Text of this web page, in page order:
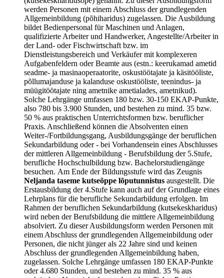
werden Personen mit einem Abschluss der grundlegenden
Allgemeinbildung (põhiharidus) zugelassen. Die Ausbildung
bildet Bedienpersonal für Maschinen und Anlagen,
qualifizierte Arbeiter und Handwerker, Angestellte/Arbeiter in
der Land- oder Fischwirtschaft bzw. im
Dienstleistungsbereich und Verkäufer mit komplexeren
Aufgabenfeldern oder Beamte aus (estn.: keerukamad ametid
seadme- ja masinaoperaatorite, oskustöötajate ja käsitööliste,
põllumajanduse ja kalanduse oskustööliste, teenindus- ja
müügitöötajate ning ametnike ametialades, ametnikud).
Solche Lehrgänge umfassen 180 bzw. 30-150 EKAP-Punkte,
also 780 bis 3.900 Stunden, und bestehen zu mind. 35 bzw.
50 % aus praktischen Unterrichtsformen bzw. beruflicher
Praxis. Anschließend können die Absolventen einen
Weiter-/Fortbildungsgang, Ausbildungsgänge der beruflichen
Sekundarbildung oder - bei Vorhandensein eines Abschlusses
der mittleren Allgemeinbildung - Berufsbildung der 5.Stufe,
berufliche Hochschulbildung bzw. Bachelorstudiengänge
besuchen. Am Ende der Bildungsstufe wird das Zeugnis
Neljanda taseme kutseõppe lõputunnistus ausgestellt. Die
Erstausbildung der 4.Stufe kann auch auf der Grundlage eines
Lehrplans für die berufliche Sekundarbildung erfolgen. Im
Rahmen der beruflichen Sekundarbildung (kutsekeskharidus)
wird neben der Berufsbildung die mittlere Allgemeinbildung
absolviert. Zu dieser Ausbildungsform werden Personen mit
einem Abschluss der grundlegenden Allgemeinbildung oder
Personen, die nicht jünger als 22 Jahre sind und keinen
Abschluss der grundlegenden Allgemeinbildung haben,
zugelassen. Solche Lehrgänge umfassen 180 EKAP-Punkte
oder 4.680 Stunden, und bestehen zu mind. 35 % aus